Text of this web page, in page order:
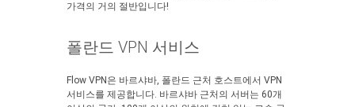
가격의 거의 절반입니다!
폴란드 VPN 서비스
Flow VPN은 바르샤바, 폴란드 근처 호스트에서 VPN
서비스를 제공합니다. 바르샤바 근처의 서버는 60개